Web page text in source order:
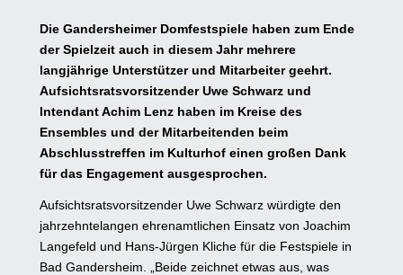
Die Gandersheimer Domfestspiele haben zum Ende
der Spielzeit auch in diesem Jahr mehrere
langjährige Unterstützer und Mitarbeiter geehrt.
Aufsichtsratsvorsitzender Uwe Schwarz und
Intendant Achim Lenz haben im Kreise des
Ensembles und der Mitarbeitenden beim
Abschlusstreffen im Kulturhof einen großen Dank
für das Engagement ausgesprochen.
Aufsichtsratsvorsitzender Uwe Schwarz würdigte den
jahrzehntelangen ehrenamtlichen Einsatz von Joachim
Langefeld und Hans-Jürgen Kliche für die Festspiele in
Bad Gandersheim. „Beide zeichnet etwas aus, was